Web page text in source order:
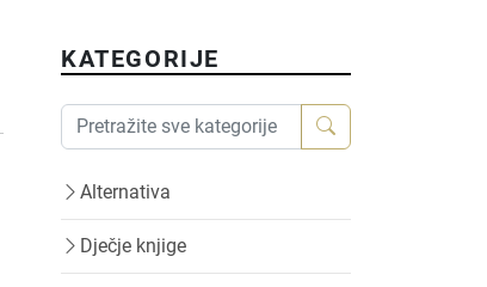
KATEGORIJE
Alternativa
Dječje knjige